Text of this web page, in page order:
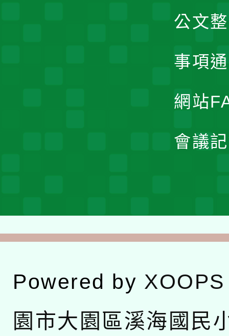
公文
事項
網站
會議
Powered by XOOPS
園市大園區溪海國民